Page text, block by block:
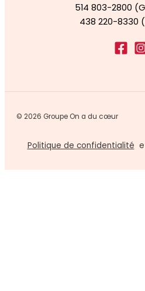
514 803-2800
438 220-8330
© 2026 Groupe On a du cœur
Politique de confidentialité